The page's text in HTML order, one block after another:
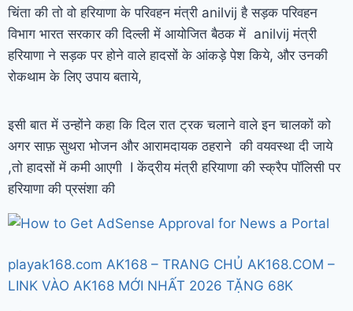
चिंता की तो वो हरियाणा के परिवहन मंत्री anilvij है सड़क परिवहन
विभाग भारत सरकार की दिल्ली में आयोजित बैठक में anilvij मंत्री
हरियाणा ने सड़क पर होने वाले हादसों के आंकड़े पेश किये, और उनकी
रोकथाम के लिए उपाय बताये,
इसी बात में उन्होंने कहा कि दिल रात ट्रक चलाने वाले इन चालकों को
अगर साफ़ सुथरा भोजन और आरामदायक ठहराने की वयवस्था दी जाये
,तो हादसों में कमी आएगी I केंद्रीय मंत्री हरियाणा की स्क्रैप पॉलिसी पर
हरियाणा की प्रसंशा की
playak168.com AK168 – TRANG CHỦ AK168.COM –
LINK VÀO AK168 MỚI NHẤT 2026 TẶNG 68K